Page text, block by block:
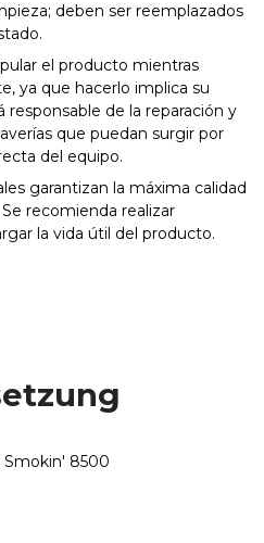
deben ser reemplazados
el producto mientras
ya que hacerlo implica su
responsable de la reparación y
que puedan surgir por
del equipo.
garantizan la máxima calidad
recomienda realizar
la vida útil del producto.
Smokin' 8500